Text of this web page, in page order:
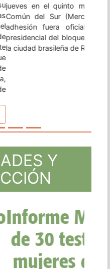
pleno del Mercado
después de que su
en la LXIII cumbre
que se celebra en
Janeiro. ...
Y
Más
de
y por
por la
en